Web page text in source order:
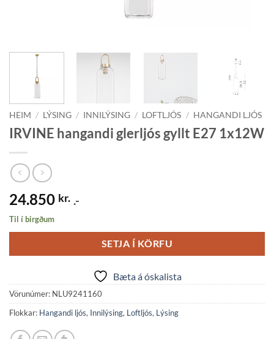
HEIM / LÝSING / INNILÝSING / LOFTLJÓS / HANGANDI LJÓS
IRVINE hangandi glerljós gyllt E27 1x12W
24.850 kr. .-
Til í birgðum
SETJA Í KÖRFU
Bæta á óskalista
Vörunúmer: NLU9241160
Flokkar: Hangandi ljós, Innilýsing, Loftljós, Lýsing